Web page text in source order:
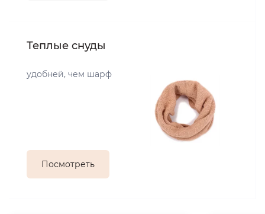
Теплые снуды
удобней, чем шарф
Посмотреть